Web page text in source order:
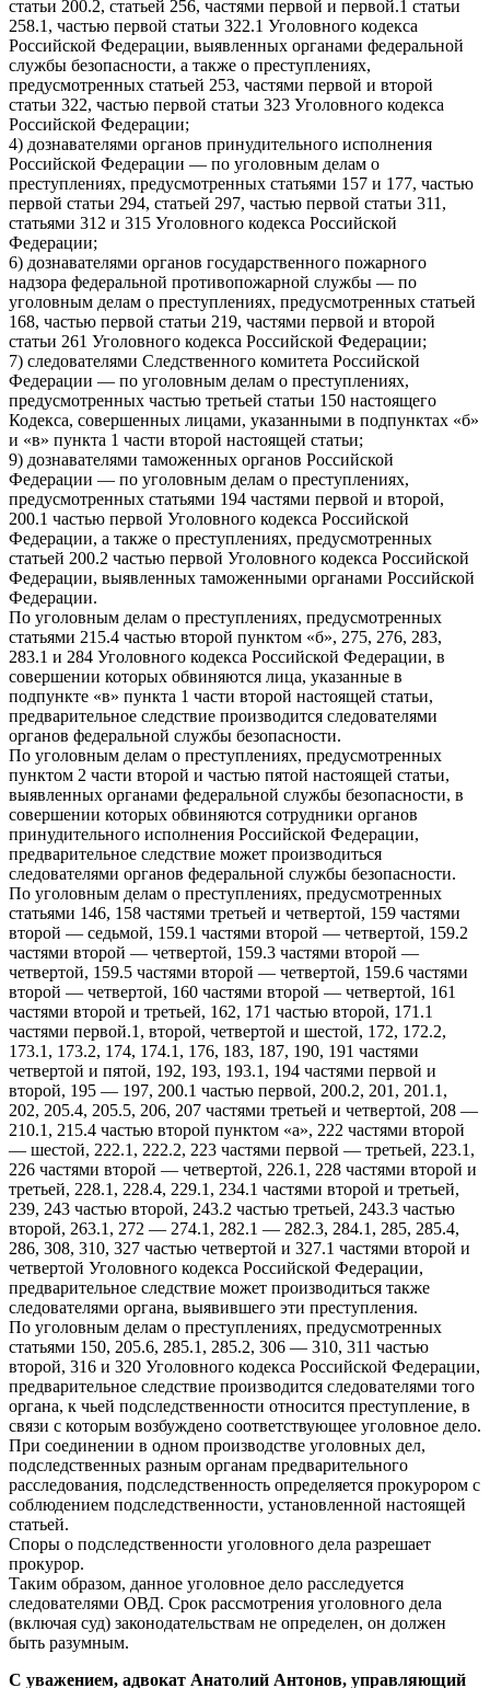
статьи 200.2, статьей 256, частями первой и первой.1 статьи
258.1, частью первой статьи 322.1 Уголовного кодекса
Российской Федерации, выявленных органами федеральной
службы безопасности, а также о преступлениях,
предусмотренных статьей 253, частями первой и второй
статьи 322, частью первой статьи 323 Уголовного кодекса
Российской Федерации;
4) дознавателями органов принудительного исполнения
Российской Федерации — по уголовным делам о
преступлениях, предусмотренных статьями 157 и 177, частью
первой статьи 294, статьей 297, частью первой статьи 311,
статьями 312 и 315 Уголовного кодекса Российской
Федерации;
6) дознавателями органов государственного пожарного
надзора федеральной противопожарной службы — по
уголовным делам о преступлениях, предусмотренных статьей
168, частью первой статьи 219, частями первой и второй
статьи 261 Уголовного кодекса Российской Федерации;
7) следователями Следственного комитета Российской
Федерации — по уголовным делам о преступлениях,
предусмотренных частью третьей статьи 150 настоящего
Кодекса, совершенных лицами, указанными в подпунктах «б»
и «в» пункта 1 части второй настоящей статьи;
9) дознавателями таможенных органов Российской
Федерации — по уголовным делам о преступлениях,
предусмотренных статьями 194 частями первой и второй,
200.1 частью первой Уголовного кодекса Российской
Федерации, а также о преступлениях, предусмотренных
статьей 200.2 частью первой Уголовного кодекса Российской
Федерации, выявленных таможенными органами Российской
Федерации.
По уголовным делам о преступлениях, предусмотренных
статьями 215.4 частью второй пунктом «б», 275, 276, 283,
283.1 и 284 Уголовного кодекса Российской Федерации, в
совершении которых обвиняются лица, указанные в
подпункте «в» пункта 1 части второй настоящей статьи,
предварительное следствие производится следователями
органов федеральной службы безопасности.
По уголовным делам о преступлениях, предусмотренных
пунктом 2 части второй и частью пятой настоящей статьи,
выявленных органами федеральной службы безопасности, в
совершении которых обвиняются сотрудники органов
принудительного исполнения Российской Федерации,
предварительное следствие может производиться
следователями органов федеральной службы безопасности.
По уголовным делам о преступлениях, предусмотренных
статьями 146, 158 частями третьей и четвертой, 159 частями
второй — седьмой, 159.1 частями второй — четвертой, 159.2
частями второй — четвертой, 159.3 частями второй —
четвертой, 159.5 частями второй — четвертой, 159.6 частями
второй — четвертой, 160 частями второй — четвертой, 161
частями второй и третьей, 162, 171 частью второй, 171.1
частями первой.1, второй, четвертой и шестой, 172, 172.2,
173.1, 173.2, 174, 174.1, 176, 183, 187, 190, 191 частями
четвертой и пятой, 192, 193, 193.1, 194 частями первой и
второй, 195 — 197, 200.1 частью первой, 200.2, 201, 201.1,
202, 205.4, 205.5, 206, 207 частями третьей и четвертой, 208 —
210.1, 215.4 частью второй пунктом «а», 222 частями второй
— шестой, 222.1, 222.2, 223 частями первой — третьей, 223.1,
226 частями второй — четвертой, 226.1, 228 частями второй и
третьей, 228.1, 228.4, 229.1, 234.1 частями второй и третьей,
239, 243 частью второй, 243.2 частью третьей, 243.3 частью
второй, 263.1, 272 — 274.1, 282.1 — 282.3, 284.1, 285, 285.4,
286, 308, 310, 327 частью четвертой и 327.1 частями второй и
четвертой Уголовного кодекса Российской Федерации,
предварительное следствие может производиться также
следователями органа, выявившего эти преступления.
По уголовным делам о преступлениях, предусмотренных
статьями 150, 205.6, 285.1, 285.2, 306 — 310, 311 частью
второй, 316 и 320 Уголовного кодекса Российской Федерации,
предварительное следствие производится следователями того
органа, к чьей подследственности относится преступление, в
связи с которым возбуждено соответствующее уголовное дело.
При соединении в одном производстве уголовных дел,
подследственных разным органам предварительного
расследования, подследственность определяется прокурором с
соблюдением подследственности, установленной настоящей
статьей.
Споры о подследственности уголовного дела разрешает
прокурор.
Таким образом, данное уголовное дело расследуется
следователями ОВД. Срок рассмотрения уголовного дела
(включая суд) законодательствам не определен, он должен
быть разумным.
С уважением, адвокат Анатолий Антонов, управляющий